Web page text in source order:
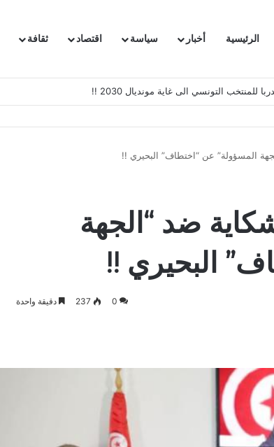
الرئيسية أخبار سياسة اقتصاد ثقافة
الفرنسية بتونس وتبلغها احتجاجا شديد اللهجة !!
المسؤولة” عن “اختطاف” البحيري !!
ضد “الجهة
البحيري !!
0
237 دقيقة واحدة